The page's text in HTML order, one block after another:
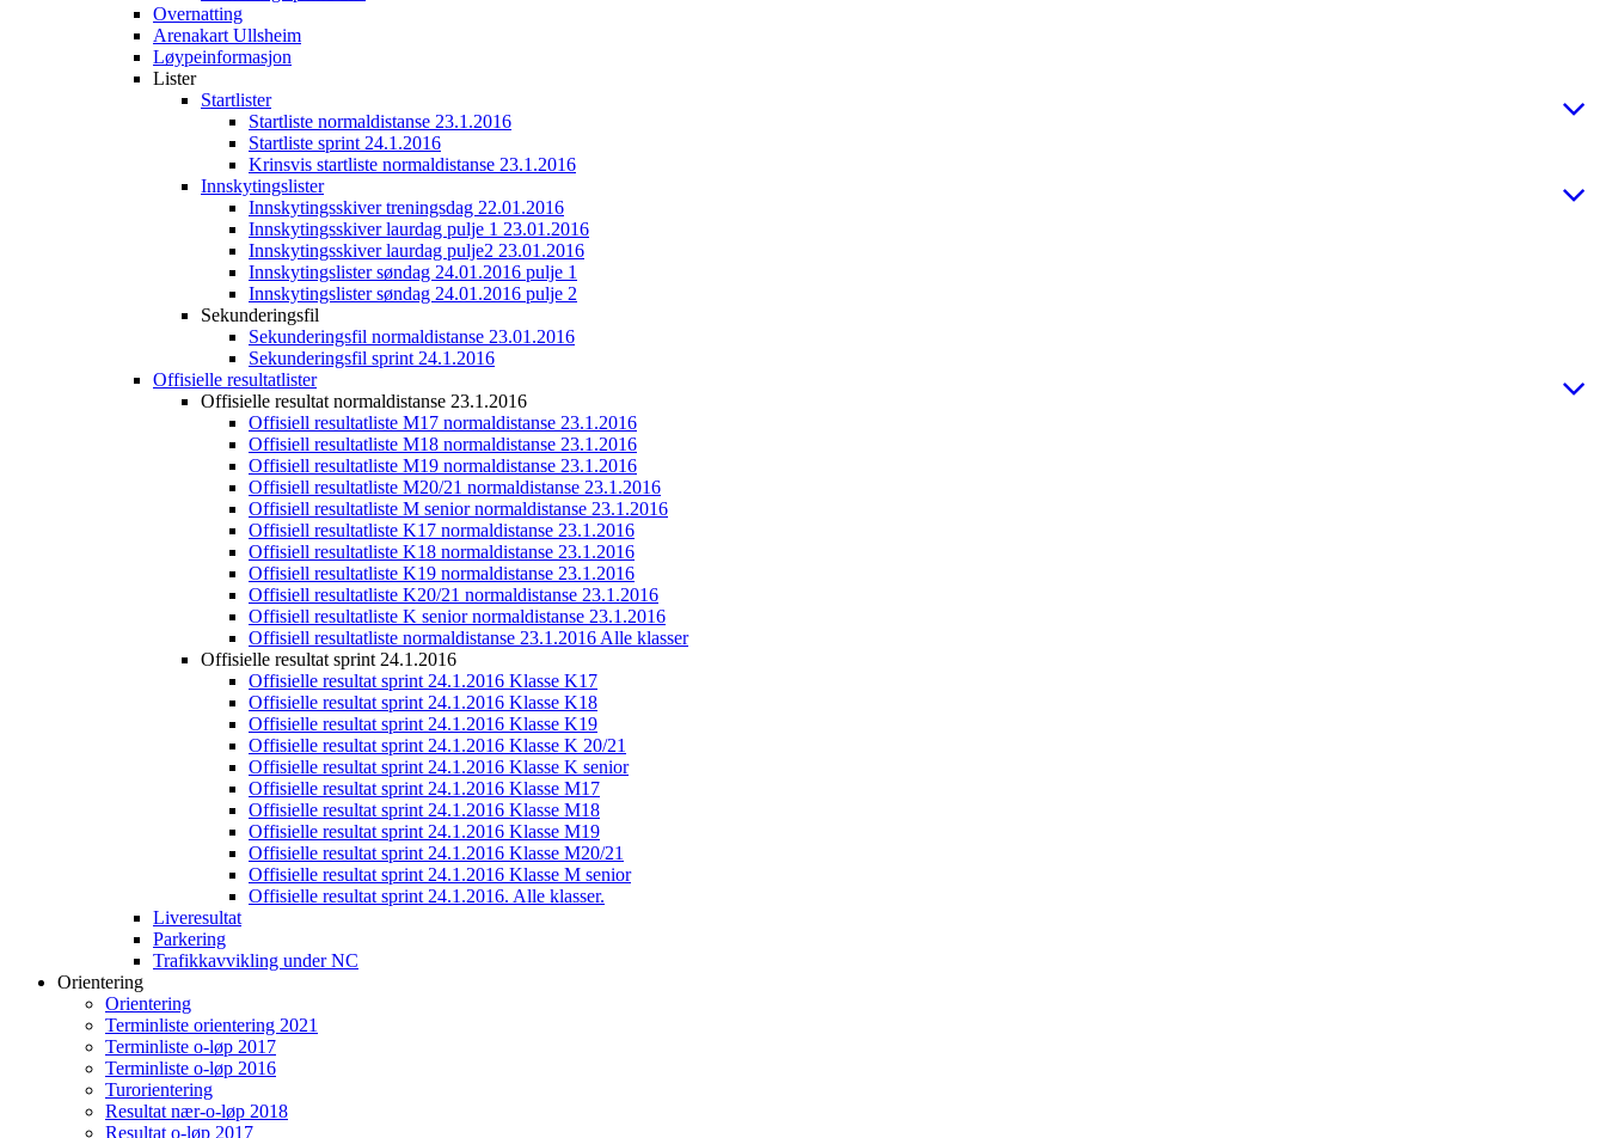
Overnatting
Arenakart Ullsheim
Løypeinformasjon
Lister
Startlister
Startliste normaldistanse 23.1.2016
Startliste sprint 24.1.2016
Krinsvis startliste normaldistanse 23.1.2016
Innskytingslister
Innskytingsskiver treningsdag 22.01.2016
Innskytingsskiver laurdag pulje 1 23.01.2016
Innskytingsskiver laurdag pulje2 23.01.2016
Innskytingslister søndag 24.01.2016 pulje 1
Innskytingslister søndag 24.01.2016 pulje 2
Sekunderingsfil
Sekunderingsfil normaldistanse 23.01.2016
Sekunderingsfil sprint 24.1.2016
Offisielle resultatlister
Offisielle resultat normaldistanse 23.1.2016
Offisiell resultatliste M17 normaldistanse 23.1.2016
Offisiell resultatliste M18 normaldistanse 23.1.2016
Offisiell resultatliste M19 normaldistanse 23.1.2016
Offisiell resultatliste M20/21 normaldistanse 23.1.2016
Offisiell resultatliste M senior normaldistanse 23.1.2016
Offisiell resultatliste K17 normaldistanse 23.1.2016
Offisiell resultatliste K18 normaldistanse 23.1.2016
Offisiell resultatliste K19 normaldistanse 23.1.2016
Offisiell resultatliste K20/21 normaldistanse 23.1.2016
Offisiell resultatliste K senior normaldistanse 23.1.2016
Offisiell resultatliste normaldistanse 23.1.2016 Alle klasser
Offisielle resultat sprint 24.1.2016
Offisielle resultat sprint 24.1.2016 Klasse K17
Offisielle resultat sprint 24.1.2016 Klasse K18
Offisielle resultat sprint 24.1.2016 Klasse K19
Offisielle resultat sprint 24.1.2016 Klasse K 20/21
Offisielle resultat sprint 24.1.2016 Klasse K senior
Offisielle resultat sprint 24.1.2016 Klasse M17
Offisielle resultat sprint 24.1.2016 Klasse M18
Offisielle resultat sprint 24.1.2016 Klasse M19
Offisielle resultat sprint 24.1.2016 Klasse M20/21
Offisielle resultat sprint 24.1.2016 Klasse M senior
Offisielle resultat sprint 24.1.2016. Alle klasser.
Liveresultat
Parkering
Trafikkavvikling under NC
Orientering
Orientering
Terminliste orientering 2021
Terminliste o-løp 2017
Terminliste o-løp 2016
Turorientering
Resultat nær-o-løp 2018
Resultat o-løp 2017